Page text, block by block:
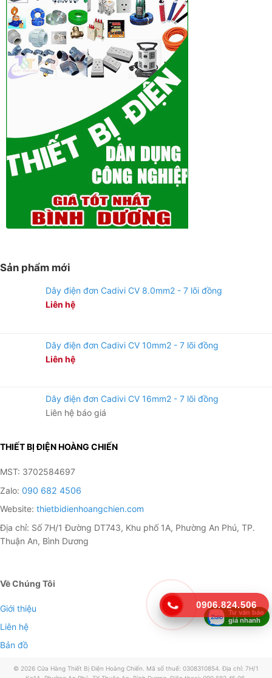
Sản phẩm mới
Dây điện đơn Cadivi CV 8.0mm2 - 7 lõi đồng
Liên hệ
Dây điện đơn Cadivi CV 10mm2 - 7 lõi đồng
Liên hệ
Dây điện đơn Cadivi CV 16mm2 - 7 lõi đồng
Liên hệ báo giá
THIẾT BỊ ĐIỆN HOÀNG CHIẾN
MST: 3702584697
Zalo: 090 682 4506
Website: thietbidienhoangchien.com
Địa chỉ: Số 7H/1 Đường DT743, Khu phố 1A, Phường An Phú, TP.
Thuận An, Bình Dương
Về Chúng Tôi
Giới thiệu
Liên hệ
Bản đồ
© 2026 Cửa Hàng Thiết Bị Điện Hoàng Chiến. Mã số thuế: 0308310854. Địa chỉ: 7H/1
Tư vấn báo
giá nhanh
0906.824.506